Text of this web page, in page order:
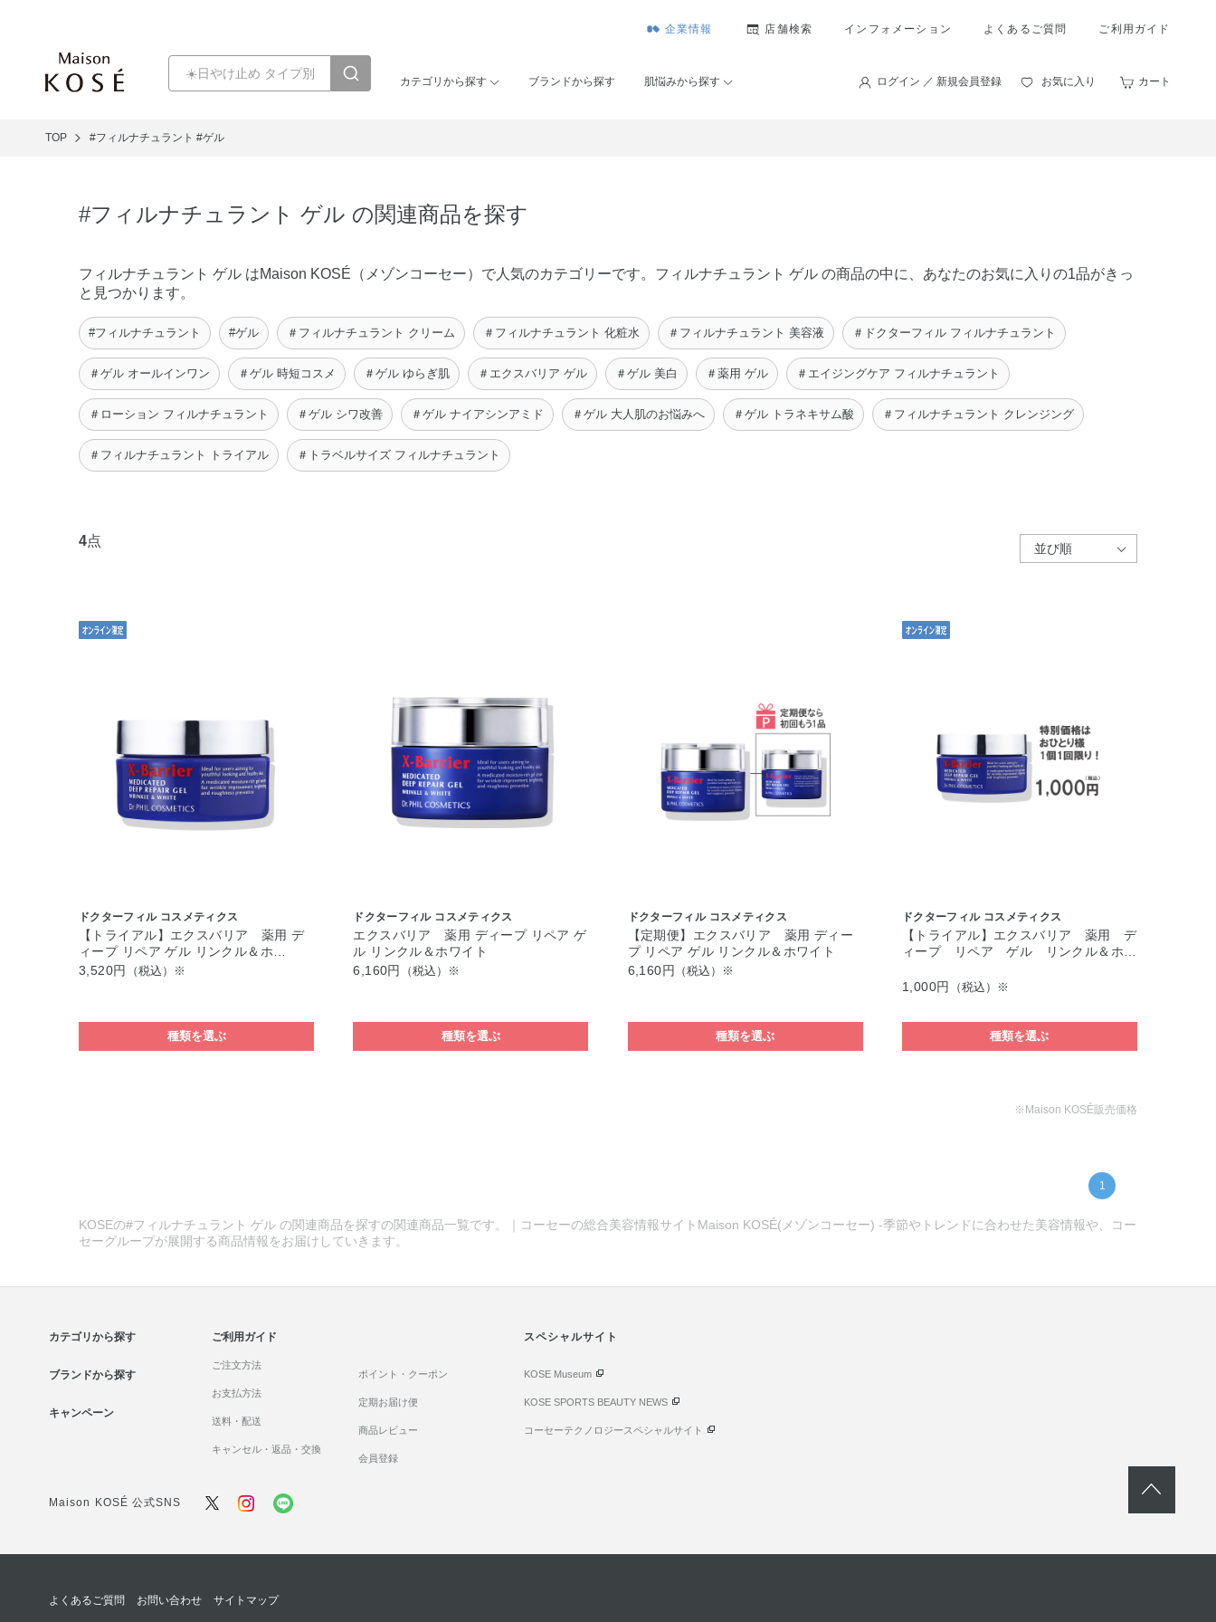
企業情報 店舗検索 インフォメーション よくあるご質問 ご利用ガイド
カテゴリから探す ブランドから探す 肌悩みから探す ログイン ／ 新規会員登録 お気に入り カート
TOP #フィルナチュラント #ゲル
#フィルナチュラント ゲル の関連商品を探す
フィルナチュラント ゲル はMaison KOSÉ（メゾンコーセー）で人気のカテゴリーです。フィルナチュラント ゲル の商品の中に、あなたのお気に入りの1品がきっ
と見つかります。
#フィルナチュラント #ゲル ＃フィルナチュラント クリーム ＃フィルナチュラント 化粧水 ＃フィルナチュラント 美容液 ＃ドクターフィル フィルナチュラント
＃ゲル オールインワン ＃ゲル 時短コスメ ＃ゲル ゆらぎ肌 ＃エクスバリア ゲル ＃ゲル 美白 ＃薬用 ゲル ＃エイジングケア フィルナチュラント
＃ローション フィルナチュラント ＃ゲル シワ改善 ＃ゲル ナイアシンアミド ＃ゲル 大人肌のお悩みへ ＃ゲル トラネキサム酸 ＃フィルナチュラント クレンジング
＃フィルナチュラント トライアル ＃トラベルサイズ フィルナチュラント
4点
ドクターフィル コスメティクス
【トライアル】エクスバリア 薬用 デ
ィープ リペア ゲル リンクル＆ホ…
3,520円
（税込）※
種類を選ぶ
ドクターフィル コスメティクス
エクスバリア 薬用 ディープ リペア ゲ
ル リンクル＆ホワイト
6,160円
（税込）※
種類を選ぶ
ドクターフィル コスメティクス
【定期便】エクスバリア 薬用 ディー
プ リペア ゲル リンクル＆ホワイト
6,160円
（税込）※
種類を選ぶ
ドクターフィル コスメティクス
【トライアル】エクスバリア 薬用 デ
ィープ リペア ゲル リンクル＆ホ…
1,000円 （税込）※
種類を選ぶ
※Maison KOSÉ販売価格
1
KOSEの#フィルナチュラント ゲル の関連商品を探すの関連商品一覧です。｜コーセーの総合美容情報サイトMaison KOSÉ(メゾンコーセー) -季節やトレンドに合わせた美容情報や、コー
セーグループが展開する商品情報をお届けしていきます。
カテゴリから探す
ブランドから探す
キャンペーン
ご利用ガイド
ご注文方法
お支払方法
送料・配送
キャンセル・返品・交換
ポイント・クーポン
定期お届け便
商品レビュー
会員登録
スペシャルサイト
KOSE Museum
KOSE SPORTS BEAUTY NEWS
コーセーテクノロジースペシャルサイト
Maison KOSÉ 公式SNS
よくあるご質問 お問い合わせ サイトマップ